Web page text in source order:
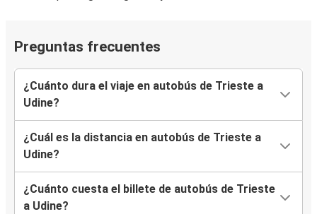
Preguntas frecuentes
¿Cuánto dura el viaje en autobús de Trieste a
Udine?
¿Cuál es la distancia en autobús de Trieste a
Udine?
¿Cuánto cuesta el billete de autobús de Trieste
a Udine?